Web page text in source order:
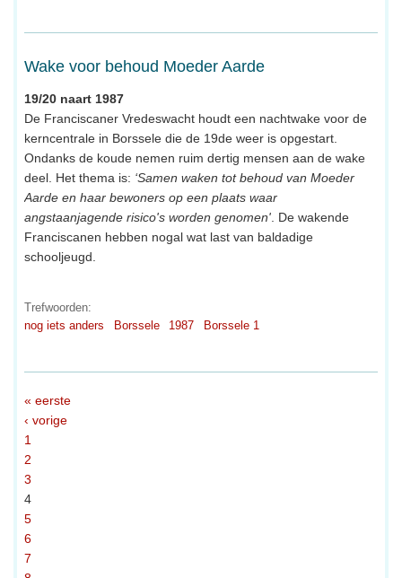
Wake voor behoud Moeder Aarde
19/20 naart 1987
De Franciscaner Vredeswacht houdt een nachtwake voor de
kerncentrale in Borssele die de 19de weer is opgestart.
Ondanks de koude nemen ruim dertig mensen aan de wake
deel. Het thema is: ‘Samen waken tot behoud van Moeder
Aarde en haar bewoners op een plaats waar
angstaanjagende risico's worden genomen' . De wakende
Franciscanen hebben nogal wat last van baldadige
schooljeugd.
Trefwoorden:
nog iets anders
Borssele 1987 Borssele 1
« eerste
‹ vorige
1
2
3
4
5
6
7